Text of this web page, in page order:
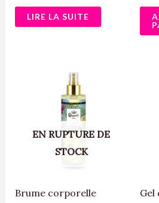
LIRE LA SUITE
EN RUPTURE DE
STOCK
Brume corporelle
Gel